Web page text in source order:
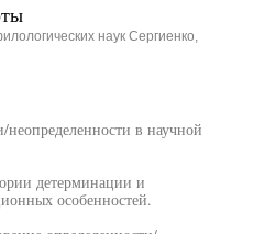
наук Сергиенко,
в научной
детерминации и
особенностей.